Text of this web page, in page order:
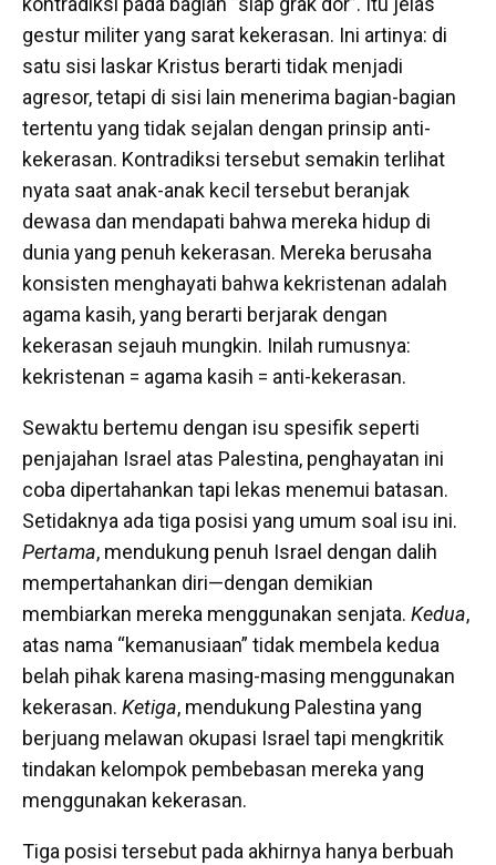
gestur militer yang sarat kekerasan. Ini artinya: di
satu sisi laskar Kristus berarti tidak menjadi
agresor, tetapi di sisi lain menerima bagian-bagian
tertentu yang tidak sejalan dengan prinsip anti-
kekerasan. Kontradiksi tersebut semakin terlihat
nyata saat anak-anak kecil tersebut beranjak
dewasa dan mendapati bahwa mereka hidup di
dunia yang penuh kekerasan. Mereka berusaha
konsisten menghayati bahwa kekristenan adalah
agama kasih, yang berarti berjarak dengan
kekerasan sejauh mungkin. Inilah rumusnya:
kekristenan = agama kasih = anti-kekerasan.
Sewaktu bertemu dengan isu spesifik seperti
penjajahan Israel atas Palestina, penghayatan ini
coba dipertahankan tapi lekas menemui batasan.
Setidaknya ada tiga posisi yang umum soal isu ini.
Pertama, mendukung penuh Israel dengan dalih
mempertahankan diri—dengan demikian
membiarkan mereka menggunakan senjata. Kedua,
atas nama “kemanusiaan” tidak membela kedua
belah pihak karena masing-masing menggunakan
kekerasan. Ketiga, mendukung Palestina yang
berjuang melawan okupasi Israel tapi mengkritik
tindakan kelompok pembebasan mereka yang
menggunakan kekerasan.
Tiga posisi tersebut pada akhirnya hanya berbuah